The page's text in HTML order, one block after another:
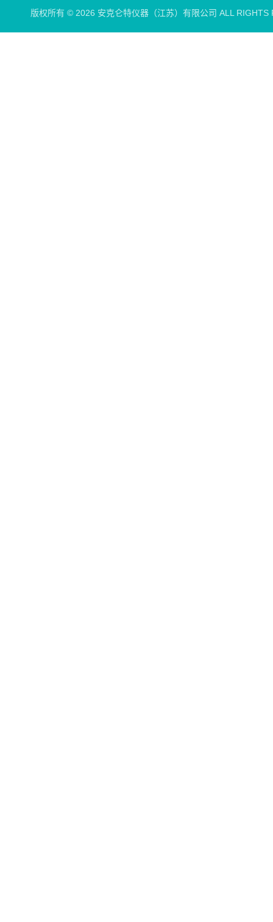
版权所有 © 2026 安克仑特仪器（江苏）有限公司 ALL RIGHTS